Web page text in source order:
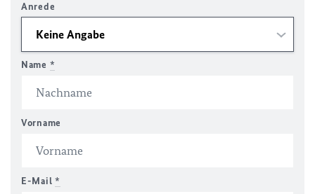
Anrede
Name *
Vorname
E-Mail *